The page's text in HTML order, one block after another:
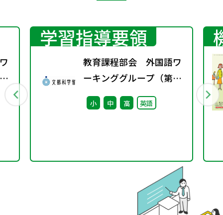
学習指導要領
教育課程部会 外国語ワ
ーキンググループ（第8
回） 配付資料
小 中 高 英語